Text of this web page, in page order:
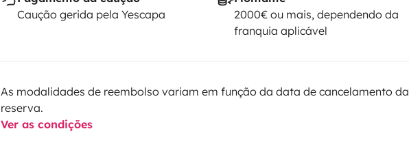
Caução gerida pela Yescapa
2000€ ou mais, dependendo da
franquia aplicável
As modalidades de reembolso variam em função da data de cancelamento da
reserva.
Ver as condições